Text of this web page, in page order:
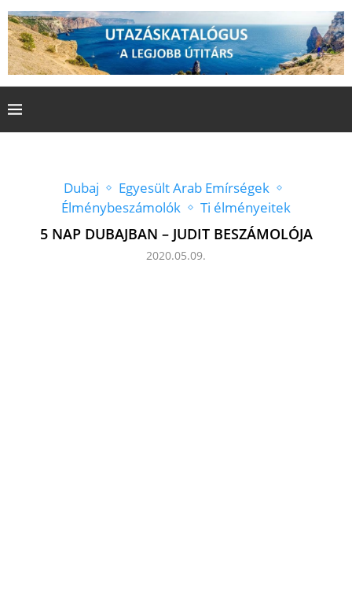
Dubaj
Egyesült Arab Emírségek
Élménybeszámolók
Ti élményeitek
5 NAP DUBAJBAN – JUDIT BESZÁMOLÓJA
2020.05.09.